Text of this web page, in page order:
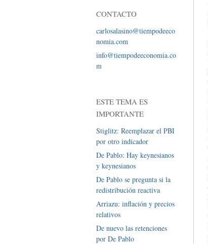
CONTACTO
carlosalasino@tiempodeeco
nomia.com
info@tiempodeeconomia.co
m
ESTE TEMA ES
IMPORTANTE
Stiglitz: Reemplazar el PBI
por otro indicador
De Pablo: Hay keynesianos
y keynesianos
De Pablo se pregunta si la
redistribución reactiva
Arriazu: inflación y precios
relativos
De nuevo las retenciones
por De Pablo